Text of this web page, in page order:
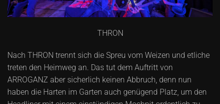
THRON
Nach THRON trennt sich die Spreu vom Weizen und etliche
treten den Heimweg an. Das tut dem Auftritt von
ARROGANZ aber sicherlich keinen Abbruch, denn nun
haben die Harten im Garten auch genügend Platz, um den